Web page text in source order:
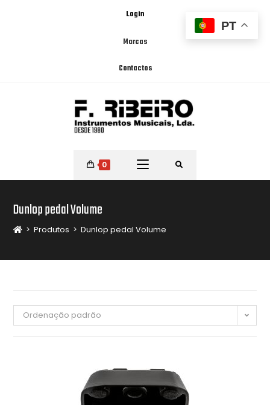
Login
Marcas
Contactos
0
Dunlop pedal Volume
> Produtos > Dunlop pedal Volume
Ordenação padrão
PT